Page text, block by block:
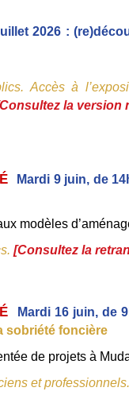
2026 :
Accès à
la version
Mardi 9 juin, de
modèles
[Consultez la
Mardi 16 juin, de
sobriété foncière
de projets à
et professionnels.